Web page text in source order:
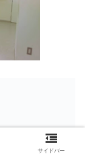
サイドバー